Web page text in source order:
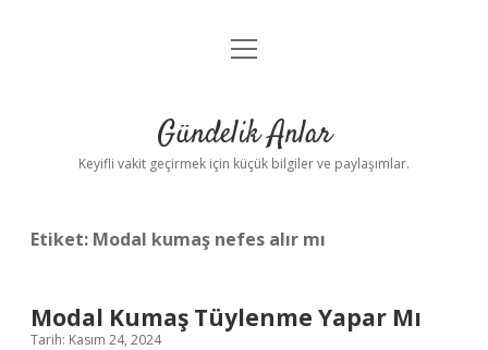
Anasayfa
Yasal Uyarı
menüyü
Gündelik Anlar
Keyifli vakit geçirmek için küçük bilgiler ve paylaşımlar.
Etiket: Modal kumaş nefes alır mı
Modal Kumaş Tüylenme Yapar Mı
Tarih: Kasım 24, 2024